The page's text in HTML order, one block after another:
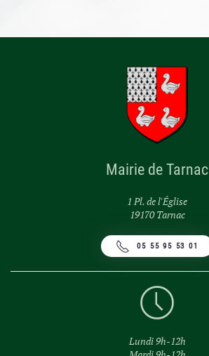
Mairie de Tarnac
1 Pl. de l'Église
19170 Tarnac
05 55 95 53 01
Lundi 9h-12h